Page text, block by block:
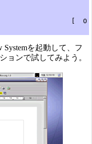
O
を起動して、フ
ョンで試してみよう。